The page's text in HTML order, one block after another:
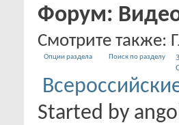
Форум:
Смотрите также:
Опции раздела Поиск по разделу
Started by